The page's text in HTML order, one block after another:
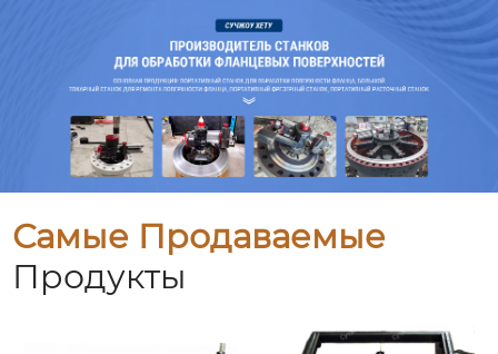
Самые Продаваемые
Продукты